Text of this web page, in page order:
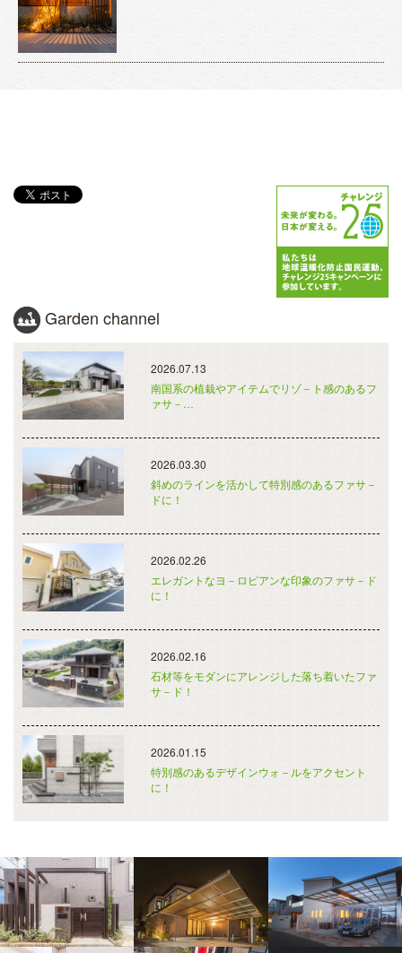
Garden channel
2026.07.13
南国系の植栽やアイテムでリゾ－ト感のあるフ
ァサ－…
2026.03.30
斜めのラインを活かして特別感のあるファサ－
ドに！
2026.02.26
エレガントなヨ－ロピアンな印象のファサ－ド
に！
2026.02.16
石材等をモダンにアレンジした落ち着いたファ
サ－ド！
2026.01.15
特別感のあるデザインウォ－ルをアクセント
に！